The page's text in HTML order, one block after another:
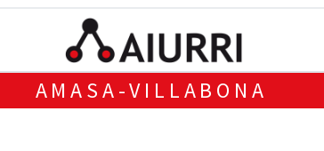
AMASA-VILLABONA